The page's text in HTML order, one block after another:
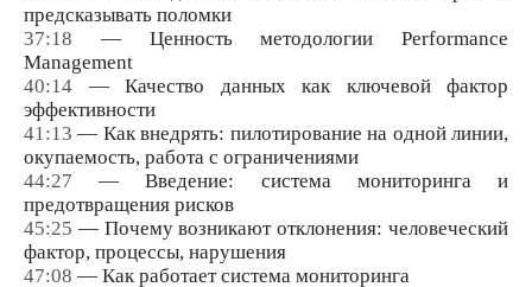
предсказывать поломки
37:18 — Ценность методологии Performance
Management
40:14 — Качество данных как ключевой фактор
эффективности
41:13 — Как внедрять: пилотирование на одной линии,
окупаемость, работа с ограничениями
44:27 — Введение: система мониторинга и
предотвращения рисков
45:25 — Почему возникают отклонения: человеческий
фактор, процессы, нарушения
47:08 — Как работает система мониторинга